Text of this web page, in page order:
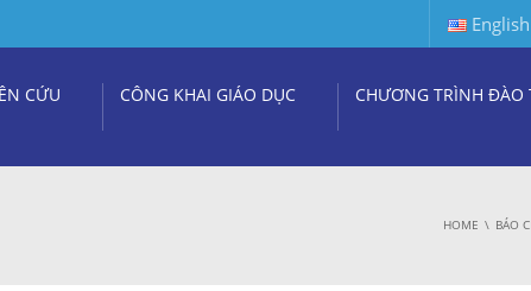
English
CỨU CÔNG KHAI GIÁO DỤC CHƯƠNG TRÌNH ĐÀO
HOME BÁO